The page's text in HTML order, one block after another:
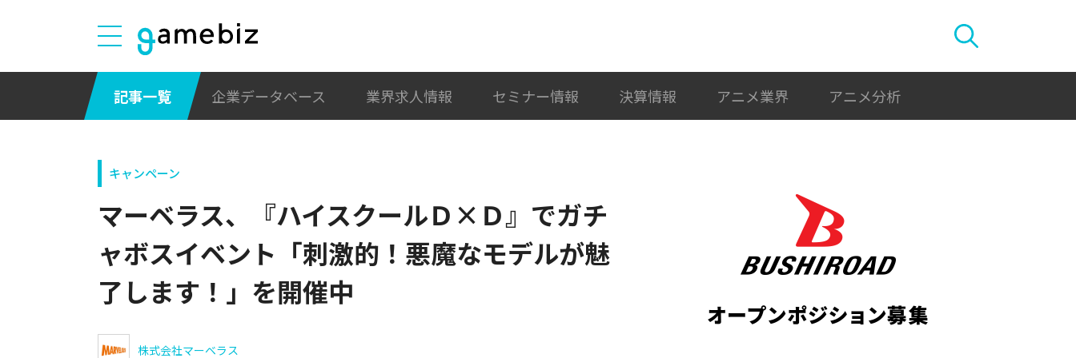
記事一覧 企業データベース 業界求人情報 セミナー情報 決算情報 アニメ業界 アニメ分析
キャンペーン
マーベラス、『ハイスクールＤ×Ｄ』でガチ
ャボスイベント「刺激的！悪魔なモデルが魅
了します！」を開催中
株式会社マーベラス